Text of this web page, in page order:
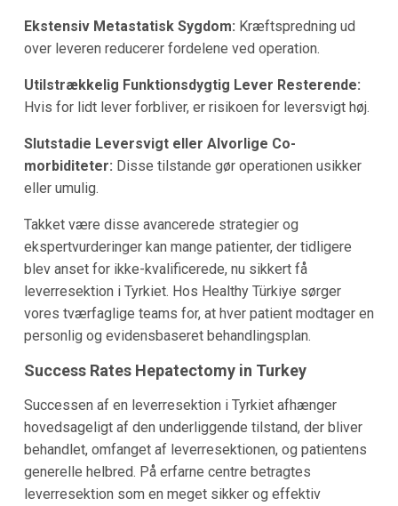
Ekstensiv Metastatisk Sygdom: Kræftspredning ud
over leveren reducerer fordelene ved operation.
Utilstrækkelig Funktionsdygtig Lever Resterende:
Hvis for lidt lever forbliver, er risikoen for leversvigt høj.
Slutstadie Leversvigt eller Alvorlige Co-
morbiditeter: Disse tilstande gør operationen usikker
eller umulig.
Takket være disse avancerede strategier og
ekspertvurderinger kan mange patienter, der tidligere
blev anset for ikke-kvalificerede, nu sikkert få
leverresektion i Tyrkiet. Hos Healthy Türkiye sørger
vores tværfaglige teams for, at hver patient modtager en
personlig og evidensbaseret behandlingsplan.
Success Rates Hepatectomy in Turkey
Successen af en leverresektion i Tyrkiet afhænger
hovedsageligt af den underliggende tilstand, der bliver
behandlet, omfanget af leverresektionen, og patientens
generelle helbred. På erfarne centre betragtes
leverresektion som en meget sikker og effektiv